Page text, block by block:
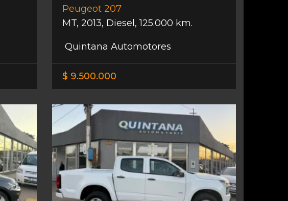
Peugeot 207
MT, 2013, Diesel ,125.000 km.
Quintana Automotores
$ 9.500.000